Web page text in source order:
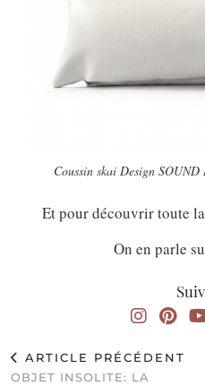
Coussin skai Design
Et pour découvrir toute
On en parle
ARTICLE PRÉCÉDENT
OBJET INSOLITE: LA